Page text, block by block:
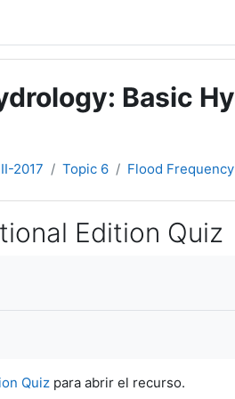
Basic
2017 Topic 6 Flood
Edition Quiz
Quiz para abrir el recurso.